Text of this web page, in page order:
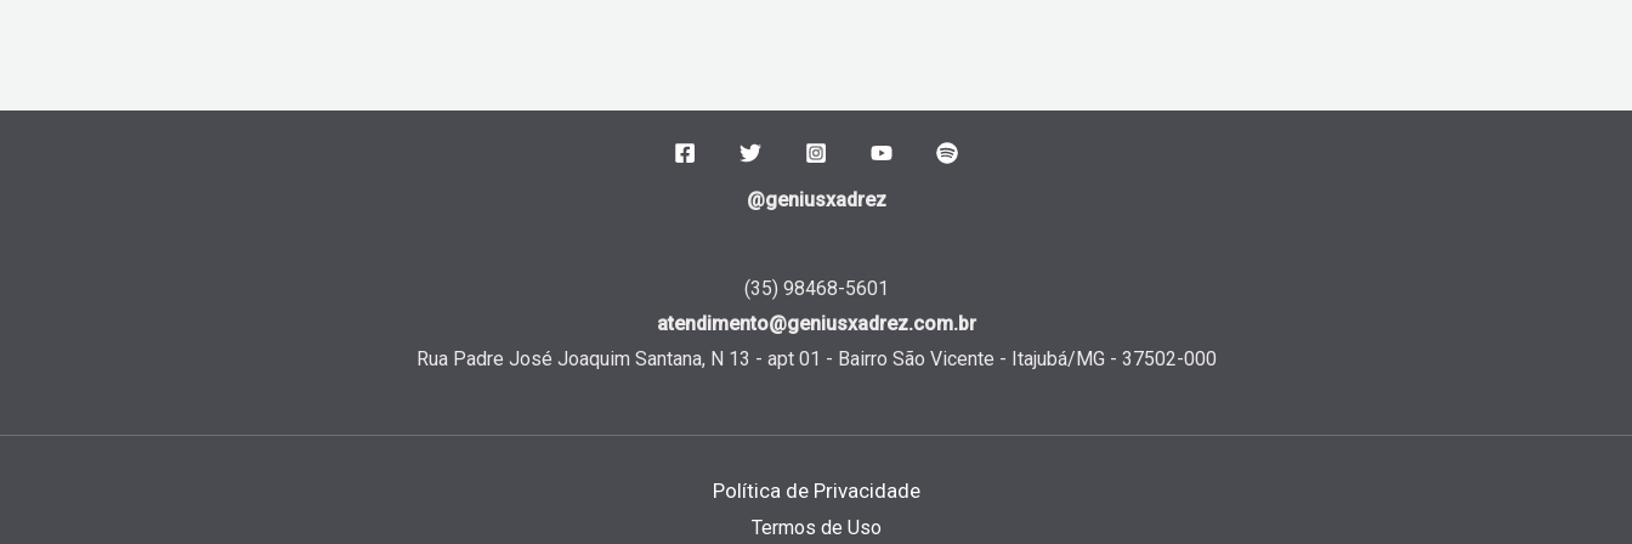
@geniusxadrez
(35) 98468-5601
atendimento@geniusxadrez.com.br
Rua Padre José Joaquim Santana, N 13 - apt 01 - Bairro São Vicente - Itajubá/MG - 37502-000
Política de Privacidade
Termos de Uso